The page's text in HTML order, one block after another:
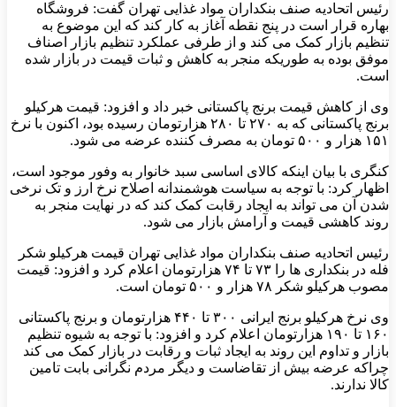
رئیس اتحادیه صنف بنکداران مواد غذایی تهران گفت: فروشگاه
بهاره قرار است در پنج نقطه آغاز به کار کند که این موضوع به
تنظیم بازار کمک می کند و از طرفی عملکرد تنظیم بازار اصناف
موفق بوده به طوریکه منجر به کاهش و ثبات قیمت در بازار شده
است.
وی از کاهش قیمت برنج پاکستانی خبر داد و افزود: قیمت هرکیلو
برنج پاکستانی که به ۲۷۰ تا ۲۸۰ هزارتومان رسیده بود، اکنون با نرخ
۱۵۱ هزار و ۵۰۰ تومان به مصرف کننده عرضه می شود.
کنگری با بیان اینکه کالای اساسی سبد خانوار به وفور موجود است،
اظهار کرد: با توجه به سیاست هوشمندانه اصلاح نرخ ارز و تک نرخی
شدن آن می تواند به ایجاد رقابت کمک کند که در نهایت منجر به
روند کاهشی قیمت و آرامش بازار می شود.
رئیس اتحادیه صنف بنکداران مواد غذایی تهران قیمت هرکیلو شکر
فله در بنکداری ها را ۷۳ تا ۷۴ هزارتومان اعلام کرد و افزود: قیمت
مصوب هرکیلو شکر ۷۸ هزار و ۵۰۰ تومان است‌.
وی نرخ هرکیلو برنج ایرانی ۳۰۰ تا ۴۴۰ هزارتومان و برنج پاکستانی
۱۶۰ تا ۱۹۰ هزارتومان اعلام کرد و افزود: با توجه به شیوه تنظیم
بازار و تداوم این روند به ایجاد ثبات و رقابت در بازار کمک می کند
چراکه عرضه بیش از تقاضاست و دیگر مردم نگرانی بابت تامین
کالا ندارند.